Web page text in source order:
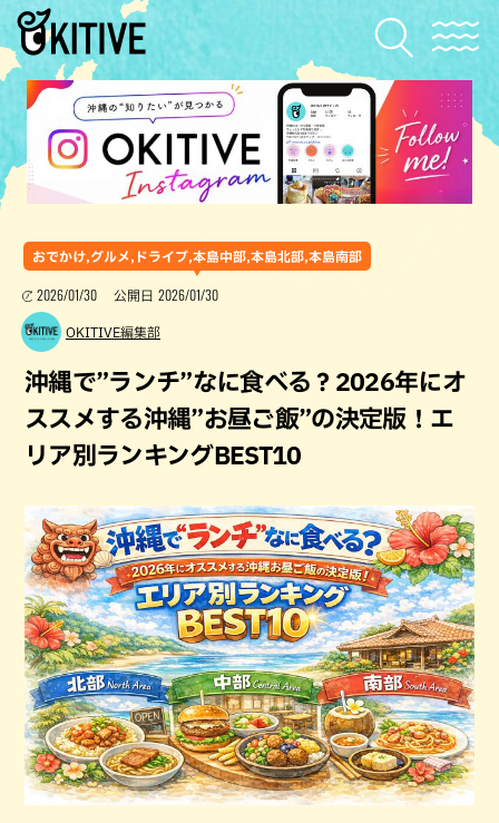
おでかけ,グルメ,ドライブ,本島中部,本島北部,本島南部
2026/01/30 公開日 2026/01/30
OKITIVE編集部
沖縄で”ランチ”なに食べる？2026年にオ
ススメする沖縄”お昼ご飯”の決定版！エ
リア別ランキングBEST10